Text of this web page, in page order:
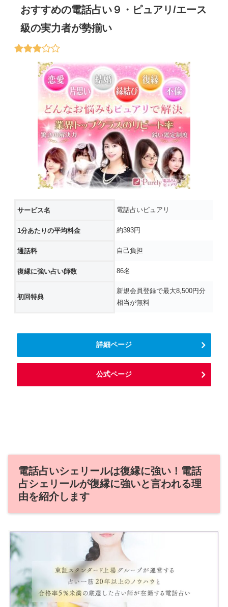
おすすめの電話占い９・ピュアリ/エース
級の実力者が勢揃い
サービス名 電話占いピュアリ
1分あたりの平均料金 約393円
通話料 自己負担
復縁に強い占い師数 86名
初回特典
新規会員登録で最大8,500円分
相当が無料
詳細ページ
公式ページ
電話占いシェリールは復縁に強い！電話
占シェリールが復縁に強いと言われる理
由を紹介します